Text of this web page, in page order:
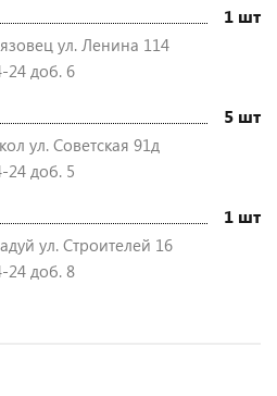
1 шт
ул. Ленина 114
24 доб. 6
5 шт
ул. Советская 91д
24 доб. 5
1 шт
ул. Строителей 16
24 доб. 8